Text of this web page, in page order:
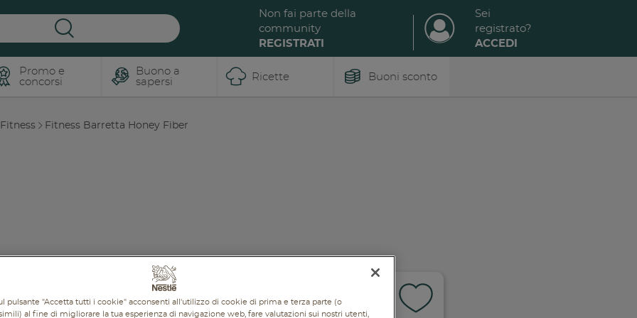
Non fai parte della
community
REGISTRATI
Sei
registrato?
ACCEDI
Promo e
concorsi
Buono a
sapersi
Ricette Buoni sconto
Fitness Fitness Barretta Honey Fiber
cibo.
Milano CityLife si è
concluso ma il viaggio
pulsante "Accetta tutti i cookie" acconsenti all'utilizzo di cookie di prima e terza parte (o
al fine di migliorare la tua esperienza di navigazione web, fare valutazioni sui nostri utenti,